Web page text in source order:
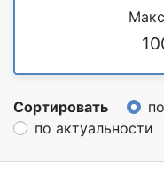
Сортировать
по актуальности